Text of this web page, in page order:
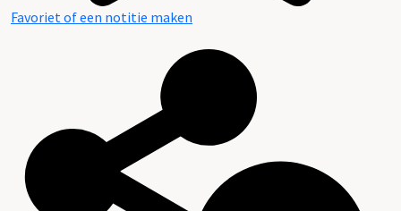
Favoriet of een notitie maken